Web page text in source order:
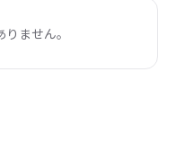
ません。